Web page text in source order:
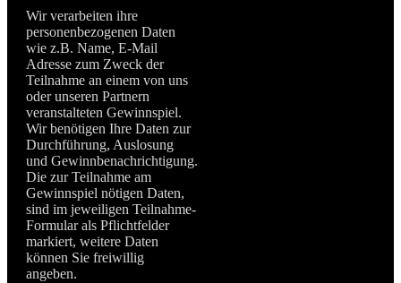
Wir verarbeiten ihre
personenbezogenen Daten
wie z.B. Name, E-Mail
Adresse zum Zweck der
Teilnahme an einem von uns
oder unseren Partnern
veranstalteten Gewinnspiel.
Wir benötigen Ihre Daten zur
Durchführung, Auslosung
und Gewinnbenachrichtigung.
Die zur Teilnahme am
Gewinnspiel nötigen Daten,
sind im jeweiligen Teilnahme-
Formular als Pflichtfelder
markiert, weitere Daten
können Sie freiwillig
angeben.